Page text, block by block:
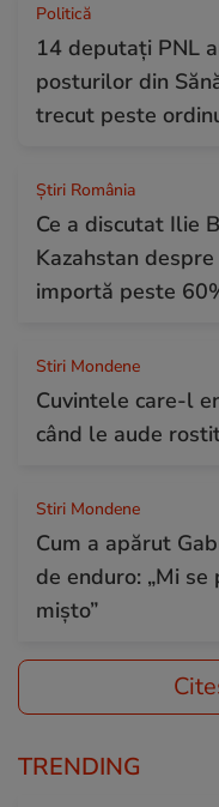
Politică
14 deputaţi PNL
posturilor din
trecut peste
Știri România
Ce a discutat Ilie
Kazahstan
importă peste
Stiri Mondene
Cuvintele care-l
când le aude
Stiri Mondene
Cum a apărut
de enduro: „Mi
mișto”
TRENDING